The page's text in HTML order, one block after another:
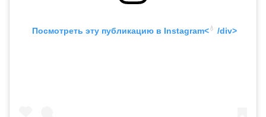
Посмотреть эту публикацию в Instagram<💧 /div>